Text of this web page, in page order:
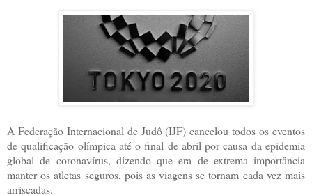
A Federação Internacional de Judô (IJF) cancelou todos os eventos
de qualificação olímpica até o final de abril por causa da epidemia
global de coronavírus, dizendo que era de extrema importância
manter os atletas seguros, pois as viagens se tornam cada vez mais
arriscadas.